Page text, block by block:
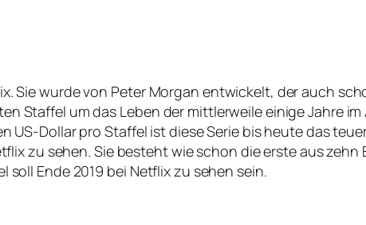
Sie wurde von Peter Morgan entwickelt, der auch
Staffel um das Leben der mittlerweile einige Jahre
US-Dollar pro Staffel ist diese Serie bis heute das
zu sehen. Sie besteht wie schon die erste aus
Ende 2019 bei Netflix zu sehen sein.